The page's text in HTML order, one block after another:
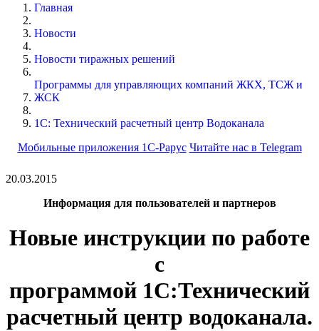
Главная
Новости
Новости тиражных решений
Программы для управляющих компаний ЖКХ, ТСЖ и
ЖСК
1С: Технический расчетный центр Водоканала
Мобильные приложения 1С-Рарус Читайте нас в Telegram
20.03.2015
Информация для пользователей и партнеров
Новые инструкции по работе
с
программой 1С:Технический
расчетный центр водоканала.